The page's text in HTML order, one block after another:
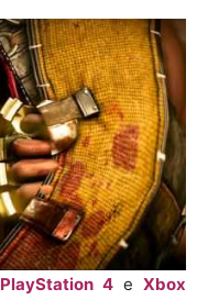
PlayStation 4 e Xbox